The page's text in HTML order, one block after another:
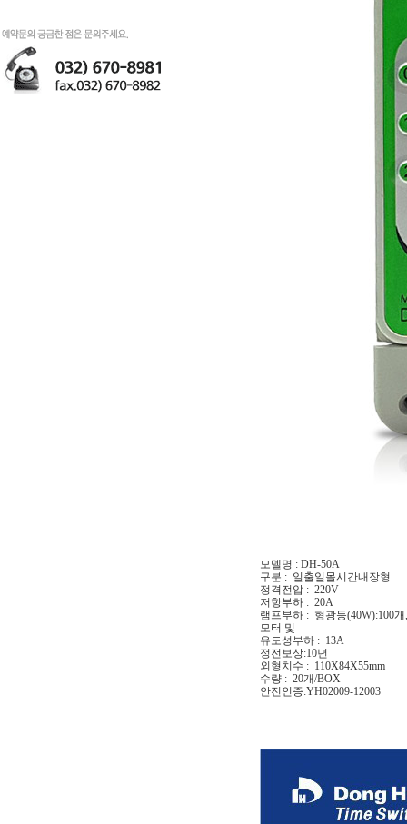
모델명 : DH-50A
구분 : 일출일몰시간내장형
정격전압 : 220V
저항부하 : 20A
램프부하 : 형광등(40W):100
모터 및
유도성부하 : 13A
정전보상:10년
외형치수 : 110X84X55mm
수량 : 20개/BOX
안전인증:YH02009-12003